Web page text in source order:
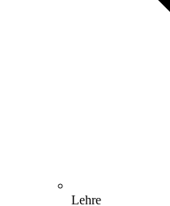
Lehre